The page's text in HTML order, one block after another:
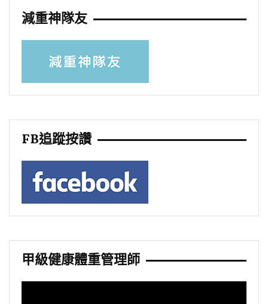
減重神隊友
FB追蹤按讚
甲級健康體重管理師